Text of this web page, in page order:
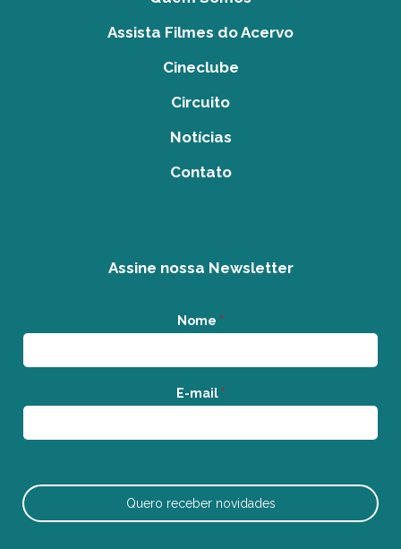
Assista Filmes do Acervo
Cineclube
Circuito
Notícias
Contato
Assine nossa Newsletter
Nome *
E-mail *
Quero receber novidades